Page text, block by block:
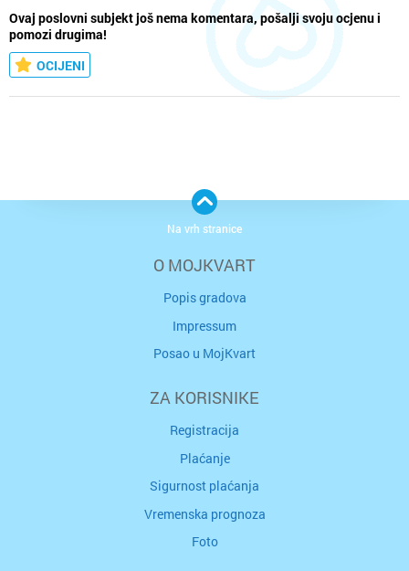
Ovaj poslovni subjekt još nema komentara, pošalji svoju ocjenu i
pomozi drugima!
OCIJENI
O MOJKVART
Popis gradova
Impressum
Posao u MojKvart
ZA KORISNIKE
Registracija
Plaćanje
Sigurnost plaćanja
Vremenska prognoza
Foto
Na vrh stranice